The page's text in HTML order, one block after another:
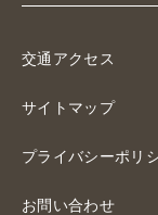
交通アクセス
サイトマップ
プライバシーポリ
お問い合わせ